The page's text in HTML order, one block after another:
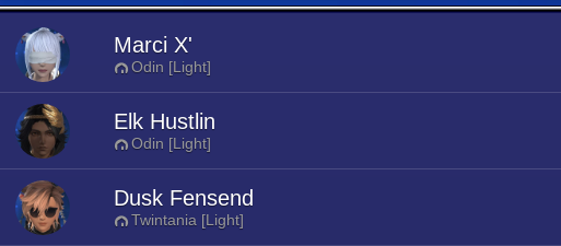
Marci X'
Odin [Light]
Elk Hustlin
Odin [Light]
Dusk Fensend
Twintania [Light]